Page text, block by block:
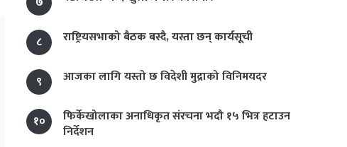
८ राष्ट्रियसभाको बैठक बस्दै, यस्ता छन् कार्यसूची
९ आजका लागि यस्तो छ विदेशी मुद्राको विनिमयदर
१०
फिर्केखोलाका अनाधिकृत संरचना भदौ १५ भित्र हटाउन
निर्देशन